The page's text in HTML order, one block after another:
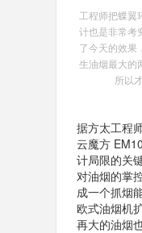
工程师把蝶翼
计也是非常考
了今天的效果
生油烟最大的
所以
据方太工程
云魔方
计局限的关
对油烟的掌
成一个抓烟
欧式油烟机
再大的油烟